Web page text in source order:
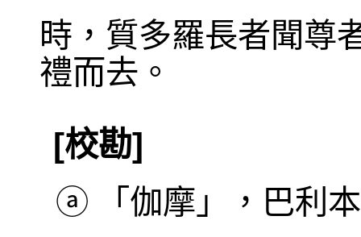
時，質多羅長者聞尊
禮而去。
[校勘]
ⓐ
「伽摩」，巴利